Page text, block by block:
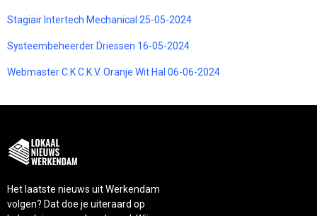
Stagiair Intertech Mechanical 25-05-2024
Systeembeheerder Driessen 16-05-2024
Webmaster C.K C.K.V. Oranje Wit Hal 06-06-2024
Het laatste nieuws uit Werkendam
volgen? Dat doe je uiteraard op